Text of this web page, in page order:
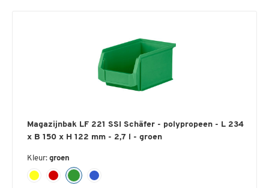
Magazijnbak LF 221 SSI Schäfer - polypropeen - L 234
x B 150 x H 122 mm - 2,7 l - groen
Kleur: groen